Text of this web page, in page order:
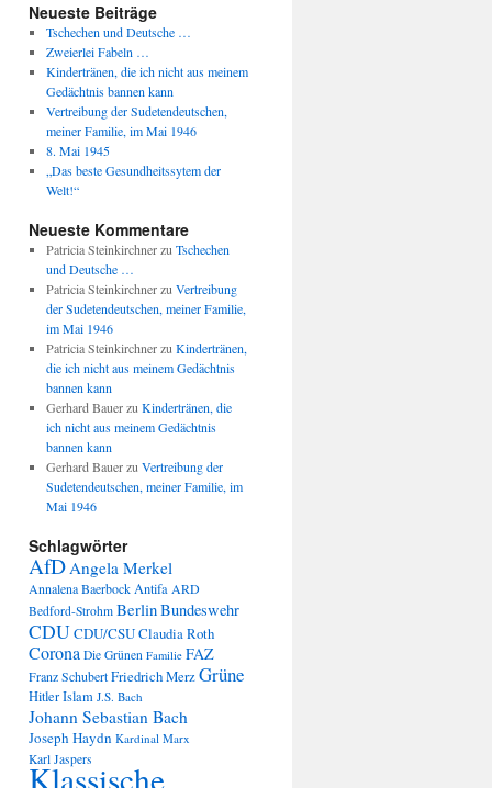
Neueste Beiträge
Tschechen und Deutsche …
Zweierlei Fabeln …
Kindertränen, die ich nicht aus meinem
Gedächtnis bannen kann
Vertreibung der Sudetendeutschen,
meiner Familie, im Mai 1946
8. Mai 1945
„Das beste Gesundheitssytem der
Welt!“
Neueste Kommentare
Patricia Steinkirchnerzu Tschechen
und Deutsche …
Patricia Steinkirchnerzu Vertreibung
der Sudetendeutschen, meiner Familie,
im Mai 1946
Patricia Steinkirchnerzu Kindertränen,
die ich nicht aus meinem Gedächtnis
bannen kann
Gerhard Bauerzu Kindertränen, die
ich nicht aus meinem Gedächtnis
bannen kann
Gerhard Bauerzu Vertreibung der
Sudetendeutschen, meiner Familie, im
Mai 1946
Schlagwörter
AfDAngela Merkel
Annalena BaerbockAntifa ARD
Bedford-Strohm BerlinBundeswehr
CDUCDU/CSUClaudia Roth
Corona Die Grünen Familie FAZ
Franz SchubertFriedrich MerzGrüne
HitlerIslam J.S. Bach
Johann Sebastian Bach
Joseph Haydn Kardinal Marx
Karl Jaspers
Klassische